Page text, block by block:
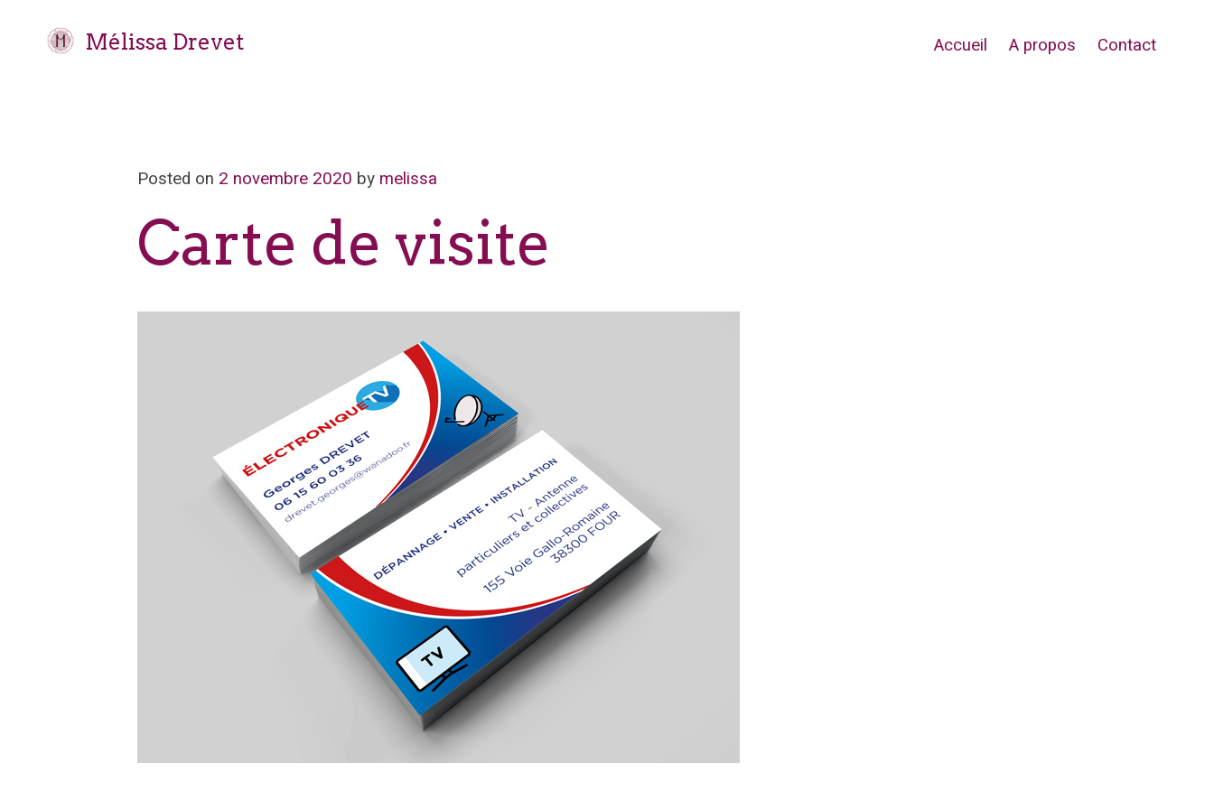
Mélissa Drevet Accueil A propos Contact
Posted on 2 novembre 2020 by melissa
Carte de visite